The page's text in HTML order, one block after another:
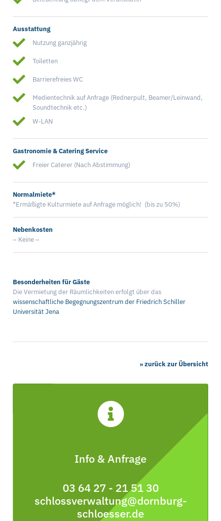
Ausstattung
Nutzung ganzjährig
Toiletten
Barrierefreies WC
Medientechnik auf Anfrage (Rednerpult, Beamer/Leinwand,
Soundtechnik etc.)
W-LAN
Gastronomie & Catering Service
Freier Caterer (Nach Abstimmung)
Normalmiete*
*Ermäßigte Kulturmiete auf Anfrage möglich! (bis zu 50%)
Nebenkosten
– Keine –
Besonderheiten für Gäste
Die Vermietung der Räumlichkeiten erfolgt über das
wissenschaftliche Begegnungszentrum der Friedrich Schiller
Universität Jena
» zurück zur Übersicht
Info & Anfrage
03 64 27 - 21 51 30
schlossverwaltung@dornburg-
schloesser.de